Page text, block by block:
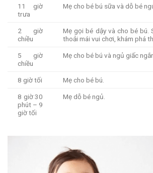
11 giờ
trưa
Mẹ cho bé bú sữa và dỗ bé
2 giờ
chiều
Mẹ gọi bé dậy và cho bé bú.
thoải mái vui chơi, khám phá
5 giờ
chiều
Mẹ cho bé bú và ngủ giấc
8 giờ tối Mẹ cho bé bú.
8 giờ 30
phút – 9
giờ tối
Mẹ dỗ bé ngủ.